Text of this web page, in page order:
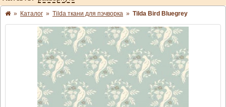
» Каталог » Tilda ткани для пэчворка » Tilda Bird Bluegrey